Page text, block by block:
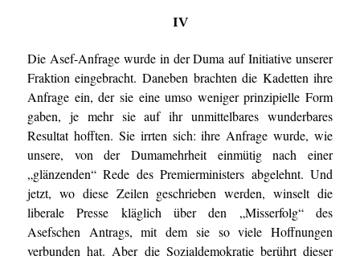
IV
Die Asef-Anfrage wurde in der Duma auf Initiative unserer
Fraktion eingebracht. Daneben brachten die Kadetten ihre
Anfrage ein, der sie eine umso weniger prinzipielle Form
gaben, je mehr sie auf ihr unmittelbares wunderbares
Resultat hofften. Sie irrten sich: ihre Anfrage wurde, wie
unsere, von der Dumamehrheit einmütig nach einer
„glänzenden“ Rede des Premierministers abgelehnt. Und
jetzt, wo diese Zeilen geschrieben werden, winselt die
liberale Presse kläglich über den „Misserfolg“ des
Asefschen Antrags, mit dem sie so viele Hoffnungen
verbunden hat. Aber die Sozialdemokratie berührt dieser